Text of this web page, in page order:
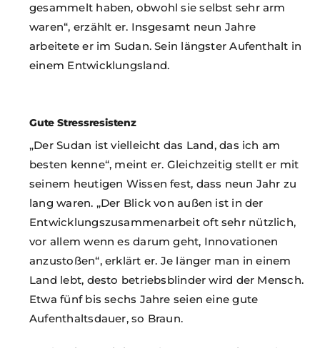
gesammelt haben, obwohl sie selbst sehr arm
waren“, erzählt er. Insgesamt neun Jahre
arbeitete er im Sudan. Sein längster Aufenthalt in
einem Entwicklungsland.
Gute Stressresistenz
„Der Sudan ist vielleicht das Land, das ich am
besten kenne“, meint er. Gleichzeitig stellt er mit
seinem heutigen Wissen fest, dass neun Jahr zu
lang waren. „Der Blick von außen ist in der
Entwicklungszusammenarbeit oft sehr nützlich,
vor allem wenn es darum geht, Innovationen
anzustoßen“, erklärt er. Je länger man in einem
Land lebt, desto betriebsblinder wird der Mensch.
Etwa fünf bis sechs Jahre seien eine gute
Aufenthaltsdauer, so Braun.